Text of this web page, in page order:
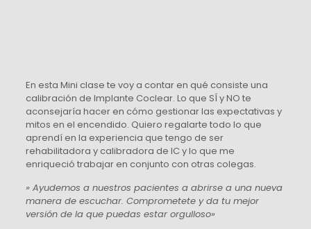
En esta Mini clase te voy a contar en qué consiste una
calibración de Implante Coclear. Lo que SÍ y NO te
aconsejaría hacer en cómo gestionar las expectativas y
mitos en el encendido. Quiero regalarte todo lo que
aprendí en la experiencia que tengo de ser
rehabilitadora y calibradora de IC y lo que me
enriqueció trabajar en conjunto con otras colegas.
» Ayudemos a nuestros pacientes a abrirse a una nueva
manera de escuchar. Comprometete y da tu mejor
versión de la que puedas estar orgulloso»